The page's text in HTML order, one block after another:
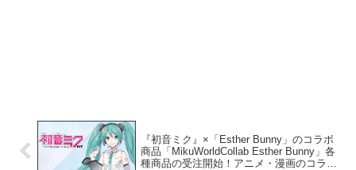
『初音ミク』×「Esther Bunny」のコラボ
商品「MikuWorldCollab Esther Bunny」各
種商品の受注開始！アニメ・漫画のコラボ